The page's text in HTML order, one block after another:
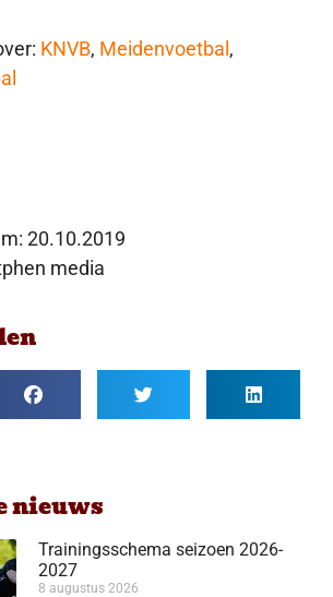
KNVB, Meidenvoetbal ,
20.10.2019
media
nieuws
Trainingsschema seizoen 2026-
2027
8 augustus 2026